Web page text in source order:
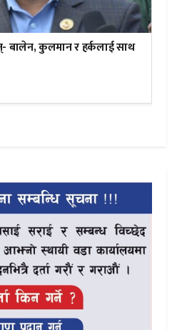
बालेन, कुलमान र हर्कलाई साथ